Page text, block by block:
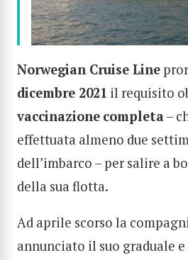
Norwegian Cruise Line
dicembre 2021 il requisito
vaccinazione completa–
effettuata almeno due
dell’imbarco – per salire a
della sua flotta.
Ad aprile scorso la
annunciato il suo graduale